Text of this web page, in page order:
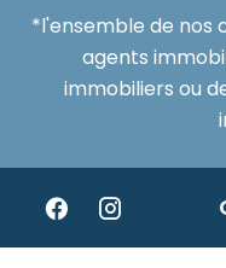
*l'ensemble de nos
agents
immobiliers ou